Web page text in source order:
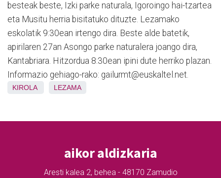
besteak beste, Izki parke naturala, Igoroingo hai-tzartea
eta Musitu herria bisitatuko dituzte. Lezamako
eskolatik 9:30ean irtengo dira. Beste alde batetik,
apirilaren 27an Asongo parke naturalera joango dira,
Kantabriara. Hitzordua 8:30ean ipini dute herriko plazan.
Informazio gehiago-rako: gailurmt@euskaltel.net.
KIROLA LEZAMA
aikor aldizkaria
Aresti kalea 2, behea - 48170 Zamudio